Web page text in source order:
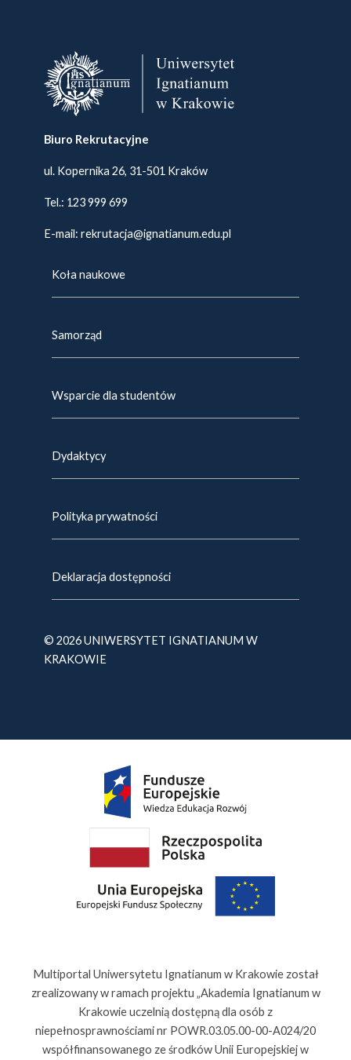
Biuro Rekrutacyjne
ul. Kopernika 26, 31-501 Kraków
Tel.: 123 999 699
E-mail: rekrutacja@ignatianum.edu.pl
Koła naukowe
Samorząd
Wsparcie dla studentów
Dydaktycy
Polityka prywatności
Deklaracja dostępności
© 2026 UNIWERSYTET IGNATIANUM W
KRAKOWIE
Multiportal Uniwersytetu Ignatianum w Krakowie został
zrealizowany w ramach projektu „Akademia Ignatianum w
Krakowie uczelnią dostępną dla osób z
niepełnosprawnościami nr POWR.03.05.00-00-A024/20
współfinansowanego ze środków Unii Europejskiej w